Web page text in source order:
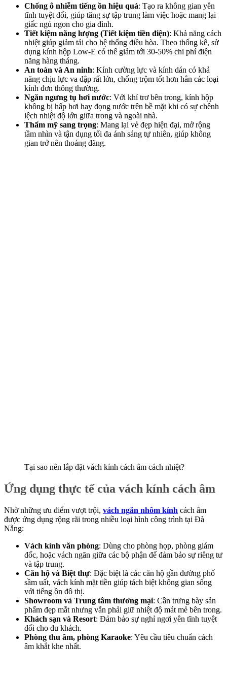
Chống ô nhiễm tiếng ồn hiệu quả: Tạo ra không gian yên
tĩnh tuyệt đối, giúp tăng sự tập trung làm việc hoặc mang lại
giấc ngủ ngon cho gia đình.
Tiết kiệm năng lượng (Tiết kiệm tiền điện): Khả năng cách
nhiệt giúp giảm tải cho hệ thống điều hòa. Theo thống kê, sử
dụng kính hộp Low-E có thể giảm tới 30-50% chi phí điện
năng hàng tháng.
An toàn và An ninh: Kính cường lực và kính dán có khả
năng chịu lực va đập rất lớn, chống trộm tốt hơn hẳn các loại
kính đơn thông thường.
Ngăn ngưng tụ hơi nước: Với khí trơ bên trong, kính hộp
không bị hấp hơi hay đọng nước trên bề mặt khi có sự chênh
lệch nhiệt độ lớn giữa trong và ngoài nhà.
Thẩm mỹ sang trọng: Mang lại vẻ đẹp hiện đại, mở rộng
tầm nhìn và tận dụng tối đa ánh sáng tự nhiên, giúp không
gian trở nên thoáng đãng.
Tại sao nên lắp đặt vách kính cách âm cách nhiệt?
Ứng dụng thực tế của vách kính cách âm
Nhờ những ưu điểm vượt trội, vách ngăn nhôm kính cách âm
được ứng dụng rộng rãi trong nhiều loại hình công trình tại Đà
Nẵng:
Vách kính văn phòng: Dùng cho phòng họp, phòng giám
đốc, hoặc vách ngăn giữa các bộ phận để đảm bảo sự riêng tư
và tập trung.
Căn hộ và Biệt thự: Đặc biệt là các căn hộ gần đường phố
sầm uất, vách kính mặt tiền giúp tách biệt không gian sống
với tiếng ồn đô thị.
Showroom và Trung tâm thương mại: Cần trưng bày sản
phẩm đẹp mắt nhưng vẫn phải giữ nhiệt độ mát mẻ bên trong.
Khách sạn và Resort: Đảm bảo sự nghỉ ngơi yên tĩnh tuyệt
đối cho du khách.
Phòng thu âm, phòng Karaoke: Yêu cầu tiêu chuẩn cách
âm khắt khe nhất.